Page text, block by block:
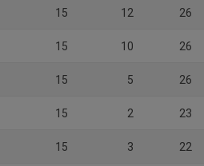
15 12 26
15 10 26
15 5 26
15 2 23
15 3 22